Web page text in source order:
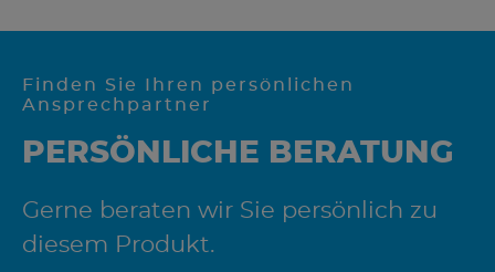
Finden Sie Ihren persönlichen
Ansprechpartner
PERSÖNLICHE BERATUNG
Gerne beraten wir Sie persönlich zu
diesem Produkt.